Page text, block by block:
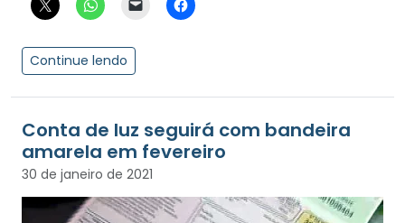
Continue lendo
Conta de luz seguirá com bandeira
amarela em fevereiro
30 de janeiro de 2021